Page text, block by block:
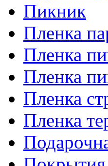
Пикник
Пленка
Пленка
Пленка
Пленка
Пленка